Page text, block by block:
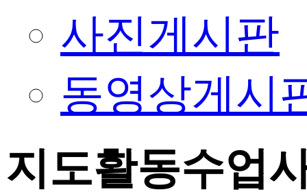
사진게시판
동영상게시
지도활동수업